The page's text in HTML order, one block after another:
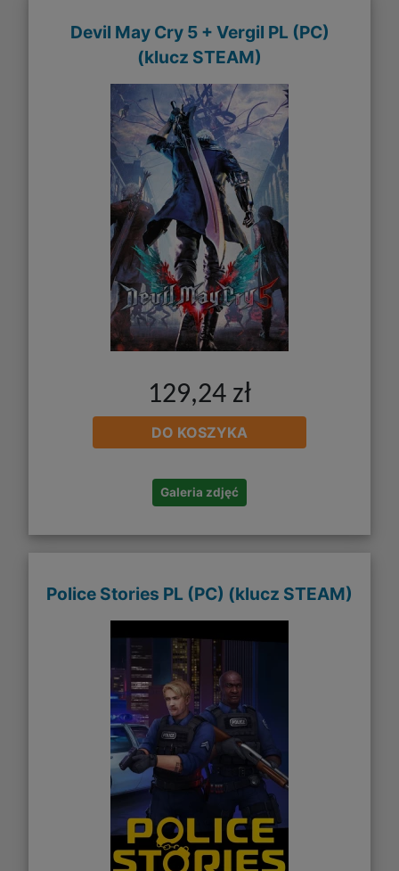
Devil May Cry 5 + Vergil PL (PC)
(klucz STEAM)
129,24 zł
DO KOSZYKA
Galeria zdjęć
Police Stories PL (PC) (klucz STEAM)